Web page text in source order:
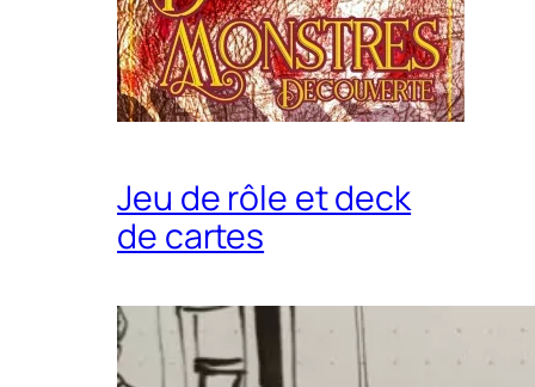
Jeu de rôle et deck
de cartes